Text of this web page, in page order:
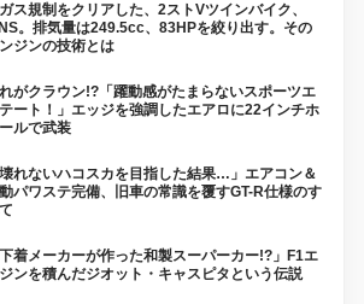
ス規制をクリアした、2ストVツインバイク、
。排気量は249.5cc、83HPを絞り出す。その
ジンの技術とは
がクラウン!?「躍動感がたまらないスポーツエ
ート！」エッジを強調したエアロに22インチホ
ルで武装
壊れないハコスカを目指した結果…」エアコン＆
パワステ完備、旧車の常識を覆すGT-R仕様のす
下着メーカーが作った和製スーパーカー!?」F1エ
ンを積んだジオット・キャスピタという伝説